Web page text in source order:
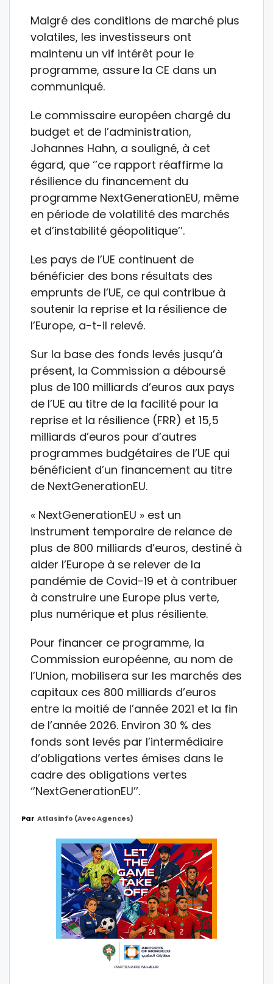
Malgré des conditions de marché plus
volatiles, les investisseurs ont
maintenu un vif intérêt pour le
programme, assure la CE dans un
communiqué.
Le commissaire européen chargé du
budget et de l’administration,
Johannes Hahn, a souligné, à cet
égard, que ‘’ce rapport réaffirme la
résilience du financement du
programme NextGenerationEU, même
en période de volatilité des marchés
et d’instabilité géopolitique’’.
Les pays de l’UE continuent de
bénéficier des bons résultats des
emprunts de l’UE, ce qui contribue à
soutenir la reprise et la résilience de
l’Europe, a-t-il relevé.
Sur la base des fonds levés jusqu’à
présent, la Commission a déboursé
plus de 100 milliards d’euros aux pays
de l’UE au titre de la facilité pour la
reprise et la résilience (FRR) et 15,5
milliards d’euros pour d’autres
programmes budgétaires de l’UE qui
bénéficient d’un financement au titre
de NextGenerationEU.
« NextGenerationEU » est un
instrument temporaire de relance de
plus de 800 milliards d’euros, destiné à
aider l’Europe à se relever de la
pandémie de Covid-19 et à contribuer
à construire une Europe plus verte,
plus numérique et plus résiliente.
Pour financer ce programme, la
Commission européenne, au nom de
l’Union, mobilisera sur les marchés des
capitaux ces 800 milliards d’euros
entre la moitié de l’année 2021 et la fin
de l’année 2026. Environ 30 % des
fonds sont levés par l’intermédiaire
d’obligations vertes émises dans le
cadre des obligations vertes
‘’NextGenerationEU’’.
Par Atlasinfo (avec Agences)